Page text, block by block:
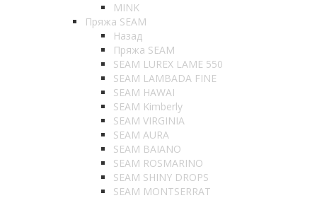
MINK
Пряжа SEAM
Назад
Пряжа SEAM
SEAM LUREX LAME 550
SEAM LAMBADA FINE
SEAM HAWAI
SEAM Kimberly
SEAM VIRGINIA
SEAM AURA
SEAM BAIANO
SEAM ROSMARINO
SEAM SHINY DROPS
SEAM MONTSERRAT